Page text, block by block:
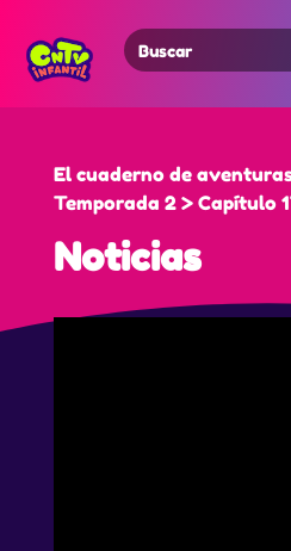
Search
for:
El cuaderno de
Temporada 2 > Capítulo
Noticias